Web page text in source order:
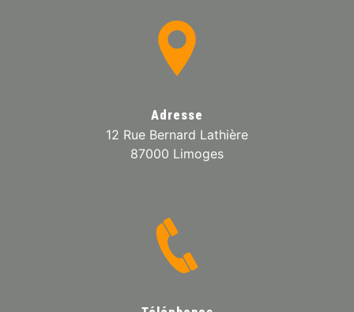
Adresse
12 Rue Bernard Lathière
87000 Limoges